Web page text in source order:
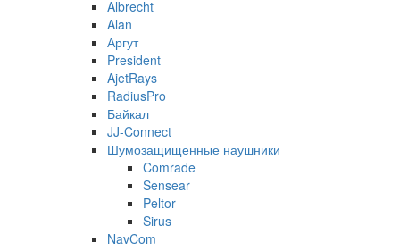
Albrecht
Alan
Аргут
President
AjetRays
RadiusPro
Байкал
JJ-Connect
Шумозащищенные наушники
Comrade
Sensear
Peltor
Sirus
NavCom